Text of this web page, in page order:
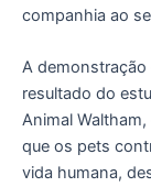
companhia ao
A demonstração
resultado do
Animal
que os pets
vida humana,